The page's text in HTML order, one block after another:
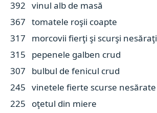
392 vinul alb de masă
367 tomatele roşii coapte
317 morcovii fierţi şi scurşi nesăraţi
315 pepenele galben crud
307 bulbul de fenicul crud
245 vinetele fierte scurse nesărate
225 oţetul din miere